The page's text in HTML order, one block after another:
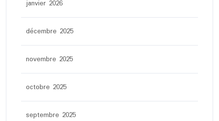
janvier 2026
décembre 2025
novembre 2025
octobre 2025
septembre 2025